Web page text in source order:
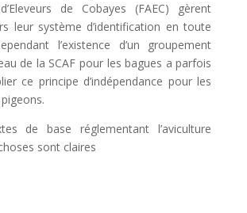
de Cobayes (FAEC) gèrent
leur système d’identification en toute
l’existence d’un groupement
de la SCAF pour les bagues a parfois
ce principe d’indépendance pour les
de base réglementant l’aviculture
sont claires